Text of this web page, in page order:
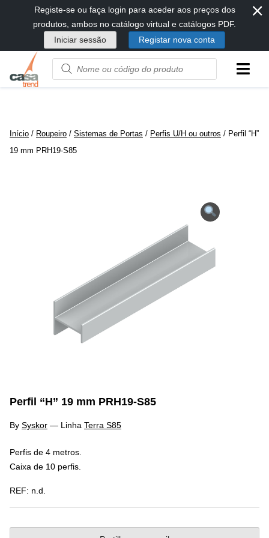
diretamente
conteúdo
Registe-se ou faça login para aceder aos preços dos
produtos, ambos no catálogo virtual e catálogos PDF.
Iniciar sessão
Registar nova conta
⨯
Product
name
Início / Roupeiro / Sistemas de Portas / Perfis U/H ou outros / Perfil “H”
19 mm PRH19-S85
Perfil “H” 19 mm PRH19-S85
By Syskor — Linha Terra S85
Perfis de 4 metros.
Caixa de 10 perfis.
REF: n.d.